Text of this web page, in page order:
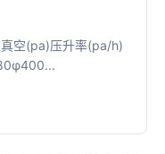
空(pa)压升率(pa/h)